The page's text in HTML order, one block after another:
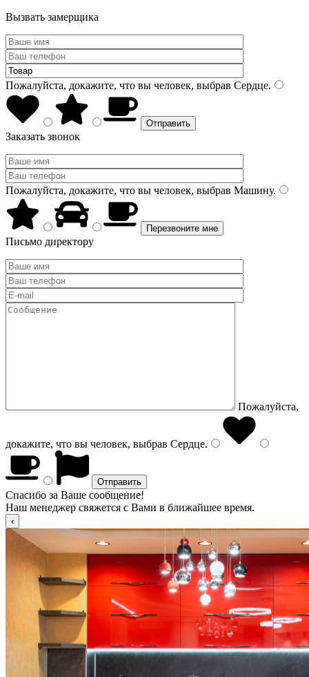
Вызвать замерщика
Пожалуйста, докажите, что вы человек, выбрав Сердце.
Заказать звонок
Пожалуйста, докажите, что вы человек, выбрав Машину.
Письмо директору
Пожалуйста,
докажите, что вы человек, выбрав Сердце.
Спасибо за Ваше сообщение!
Наш менеджер свяжется с Вами в ближайшее время.